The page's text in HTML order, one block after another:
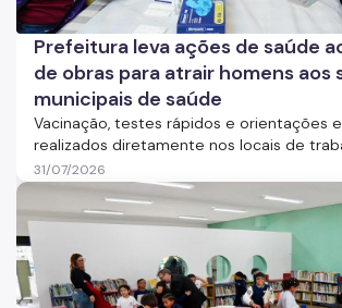
Prefeitura leva ações de saúde
de obras para atrair homens aos
municipais de saúde
Vacinação, testes rápidos e orientações
realizados diretamente nos locais de
31/07/2026
Bibliotecas da Prefeitura atraem mais